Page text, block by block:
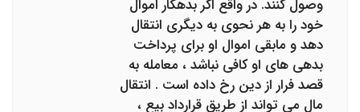
وصول کنند. در واقع اگر بدهکار اموال
خود را به هر نحوی به دیگری انتقال
دهد و مابقی اموال او برای پرداخت
بدهی های او کافی نباشد ، معامله به
قصد فرار از دین رخ داده است . انتقال
مال می تواند از طریق قرارداد بیع ،